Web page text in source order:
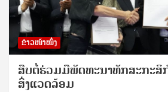
ຂ່າວໜ້າໜຶ່ງ
ສືບຕໍ່ຮ່ວມມືພັດທະນາທັກສະກະສິ
ສິ່ງແວດລ້ອມ